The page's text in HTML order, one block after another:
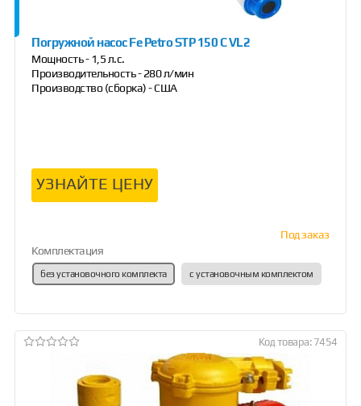
Погружной насос Fe Petro STP 150 C VL2
Мощность - 1,5 л.с.
Производительность - 280 л/мин
Производство (сборка) - США
УЗНАЙТЕ ЦЕНУ
Под заказ
Комплектация
без установочного комплекта с установочным комплектом
Код товара: 7454